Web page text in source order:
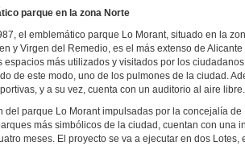
parque en la zona Norte
el emblemático parque Lo Morant, situado en la
y Virgen del Remedio, es el más extenso de
espacios más utilizados y visitados por los
de este modo, uno de los pulmones de la ciudad.
y a su vez, cuenta con un auditorio al aire libre.
del parque Lo Morant impulsadas por la concejalía
más simbólicos de la ciudad, cuentan con una
meses. El proyecto se va a ejecutar en dos Lotes,